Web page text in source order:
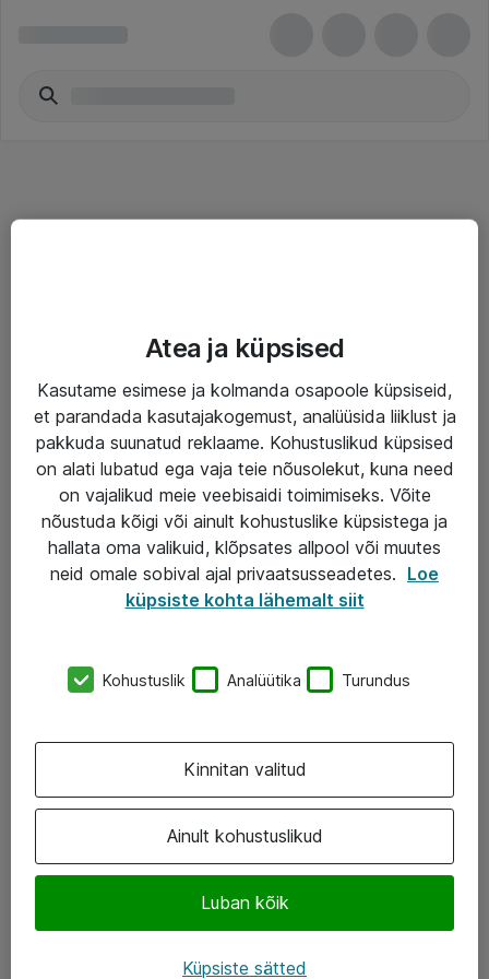
Haldusteenused
Garantii
Turva- ja nõrkvoolulahendused
AS ATEA
+372 659 3591
Järvevana tee 7b, 10112 Tallinn
Facebook
Atea ja küpsised
Kasutame esimese ja kolmanda osapoole küpsiseid,
et parandada kasutajakogemust, analüüsida liiklust ja
pakkuda suunatud reklaame. Kohustuslikud küpsised
on alati lubatud ega vaja teie nõusolekut, kuna need
on vajalikud meie veebisaidi toimimiseks. Võite
nõustuda kõigi või ainult kohustuslike küpsistega ja
hallata oma valikuid, klõpsates allpool või muutes
neid omale sobival ajal privaatsusseadetes. Loe
küpsiste kohta lähemalt siit
Kohustuslik Analüütika Turundus
Ainult kohustuslikud
Luban kõik
Kinnitan valitud
Küpsiste sätted